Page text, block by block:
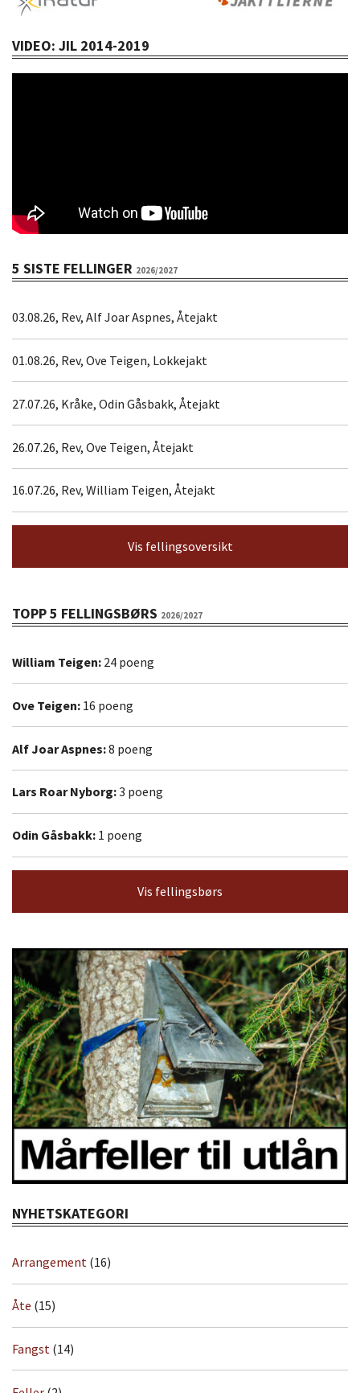
VIDEO: JIL 2014-2019
5 SISTE FELLINGER 2026/2027
03.08.26, Rev, Alf Joar Aspnes, Åtejakt
01.08.26, Rev, Ove Teigen, Lokkejakt
27.07.26, Kråke, Odin Gåsbakk, Åtejakt
26.07.26, Rev, Ove Teigen, Åtejakt
16.07.26, Rev, William Teigen, Åtejakt
Vis fellingsoversikt
TOPP 5 FELLINGSBØRS 2026/2027
William Teigen: 24 poeng
Ove Teigen: 16 poeng
Alf Joar Aspnes:8 poeng
Lars Roar Nyborg:3 poeng
Odin Gåsbakk: 1 poeng
Vis fellingsbørs
NYHETSKATEGORI
Arrangement (16)
Åte (15)
Fangst (14)